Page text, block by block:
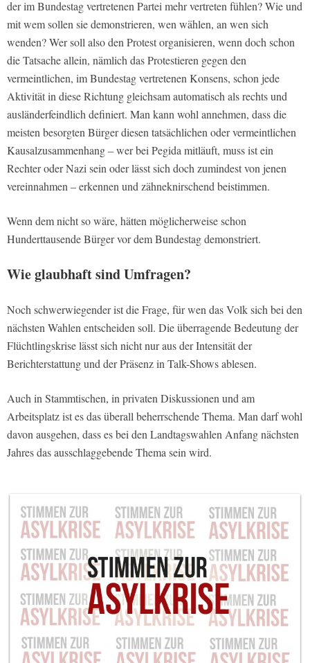
der im Bundestag vertretenen Partei mehr vertreten fühlen? Wie und
mit wem sollen sie demonstrieren, wen wählen, an wen sich
wenden? Wer soll also den Protest organisieren, wenn doch schon
die Tatsache allein, nämlich das Protestieren gegen den
vermeintlichen, im Bundestag vertretenen Konsens, schon jede
Aktivität in diese Richtung gleichsam automatisch als rechts und
ausländerfeindlich definiert. Man kann wohl annehmen, dass die
meisten besorgten Bürger diesen tatsächlichen oder vermeintlichen
Kausalzusammenhang – wer bei Pegida mitläuft, muss ist ein
Rechter oder Nazi sein oder lässt sich doch zumindest von jenen
vereinnahmen – erkennen und zähneknirschend beistimmen.
Wenn dem nicht so wäre, hätten möglicherweise schon
Hunderttausende Bürger vor dem Bundestag demonstriert.
Wie glaubhaft sind Umfragen?
Noch schwerwiegender ist die Frage, für wen das Volk sich bei den
nächsten Wahlen entscheiden soll. Die überragende Bedeutung der
Flüchtlingskrise lässt sich nicht nur aus der Intensität der
Berichterstattung und der Präsenz in Talk-Shows ablesen.
Auch in Stammtischen, in privaten Diskussionen und am
Arbeitsplatz ist es das überall beherrschende Thema. Man darf wohl
davon ausgehen, dass es bei den Landtagswahlen Anfang nächsten
Jahres das ausschlaggebende Thema sein wird.